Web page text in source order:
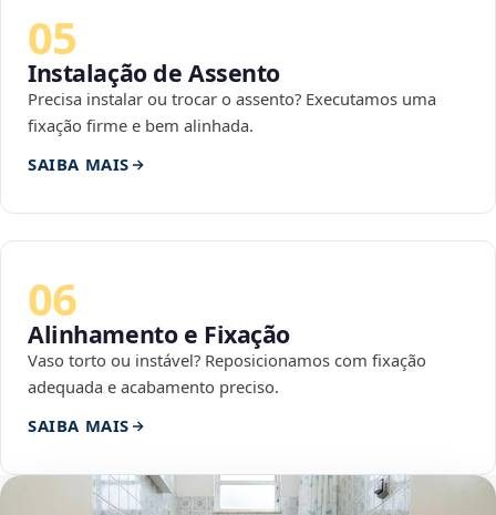
05
Instalação de Assento
Precisa instalar ou trocar o assento? Executamos uma
fixação firme e bem alinhada.
SAIBA MAIS
06
Alinhamento e Fixação
Vaso torto ou instável? Reposicionamos com fixação
adequada e acabamento preciso.
SAIBA MAIS